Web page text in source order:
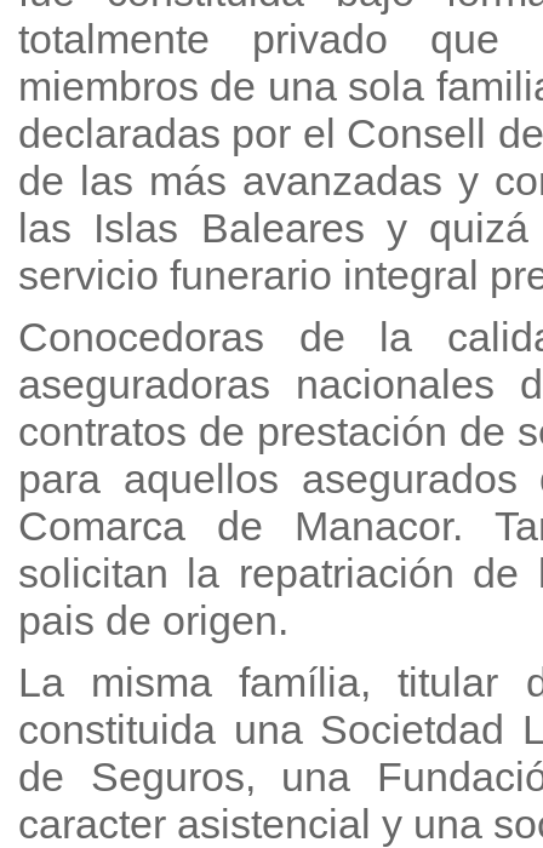
totalmente privado que
miembros de una sola
declaradas por el Consell
de las más avanzadas y
las Islas Baleares y
servicio funerario integral
Conocedoras de la
aseguradoras nacionales
contratos de prestación de
para aquellos
Comarca de Manacor.
solicitan la repatriación
pais de origen.
La misma família, titular
constituida una Societdad
de Seguros, una
caracter asistencial y una